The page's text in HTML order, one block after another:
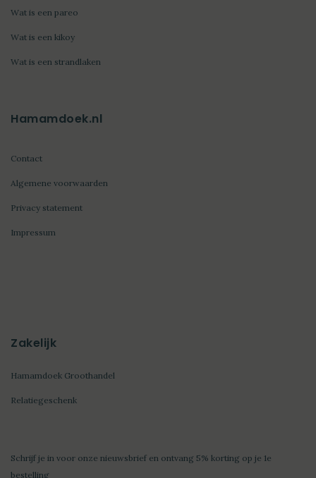
Wat is een pareo
Wat is een kikoy
Wat is een strandlaken
Hamamdoek.nl
Contact
Algemene voorwaarden
Privacy statement
Impressum
Zakelijk
Hamamdoek Groothandel
Relatiegeschenk
Schrijf je in voor onze nieuwsbrief en ontvang 5% korting op je 1e
bestelling